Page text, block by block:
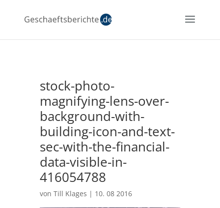
stock-photo-
magnifying-lens-over-
background-with-
building-icon-and-text-
sec-with-the-financial-
data-visible-in-
416054788
von Till Klages | 10. 08 2016